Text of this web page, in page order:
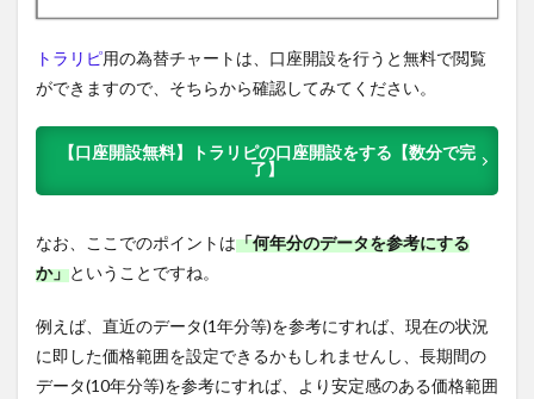
トラリピ用の為替チャートは、口座開設を行うと無料で閲覧
ができますので、そちらから確認してみてください。
【口座開設無料】トラリピの口座開設をする【数分で完
了】
なお、ここでのポイントは「何年分のデータを参考にする
か」ということですね。
例えば、直近のデータ(1年分等)を参考にすれば、現在の状況
に即した価格範囲を設定できるかもしれませんし、長期間の
データ(10年分等)を参考にすれば、より安定感のある価格範囲